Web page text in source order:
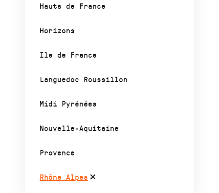
Hauts de France
Horizons
Ile de France
Languedoc Roussillon
Midi Pyrénées
Nouvelle-Aquitaine
Provence
Rhône Alpes